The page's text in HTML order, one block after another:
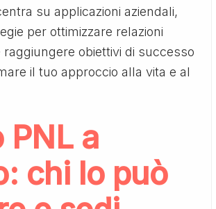
su applicazioni aziendali,
per ottimizzare relazioni
raggiungere obiettivi di successo
il tuo approccio alla vita e al
PNL a
chi lo può